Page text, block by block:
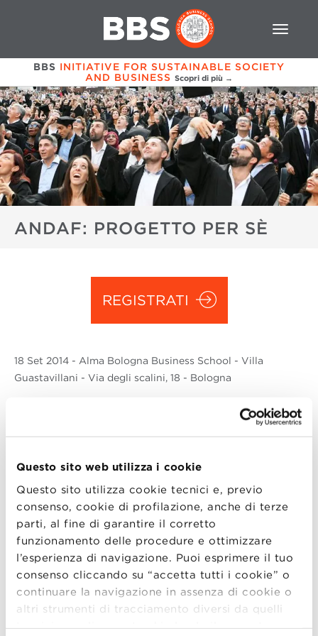
Questo sito web utilizza i cookie
Questo sito utilizza cookie tecnici e, previo
consenso, cookie di profilazione, anche di terze
parti, al fine di garantire il corretto
funzionamento delle procedure e ottimizzare
l’esperienza di navigazione. Puoi esprimere il tuo
consenso cliccando su “accetta tutti i cookie” o
continuare la navigazione in assenza di cookie o
altri strumenti di tracciamento diversi da quelli
tecnici semplicemente chiudendo il presente
BBS INITIATIVE FOR SUSTAINABLE SOCIETY
AND BUSINESS Scopri di più →
ANDAF: PROGETTO PER SÈ
REGISTRATI
18 Set 2014 - Alma Bologna Business School - Villa
Guastavillani - Via degli scalini, 18 - Bologna
Prossimo 18 ottobre ore 10.00, Alma Bologna
per sè”, organizzato da ANDAF sezione
Emilia-Romagna in collaborazione con
RANSTAD.
Il tema che verrà affrontato sarà quello della
ricerca e sviluppo nel settore finance e
administration e il servizio ad esso dedicato
di ranstad professional.